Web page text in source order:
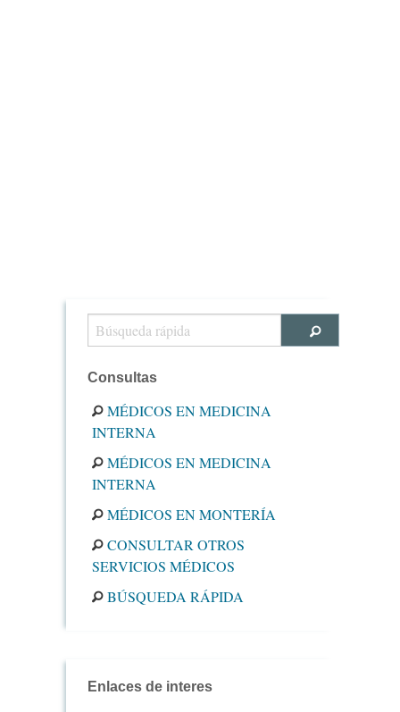
Consultas
MÉDICOS EN MEDICINA
INTERNA
MÉDICOS EN MEDICINA
INTERNA
MÉDICOS EN MONTERÍA
CONSULTAR OTROS
SERVICIOS MÉDICOS
BÚSQUEDA RÁPIDA
Enlaces de interes